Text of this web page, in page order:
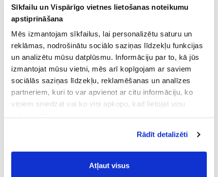
Sīkfailu un Vispārīgo vietnes lietošanas noteikumu
apstiprināšana
Mēs izmantojam sīkfailus, lai personalizētu saturu un
reklāmas, nodrošinātu sociālo saziņas līdzekļu funkcijas
un analizētu mūsu datplūsmu. Informāciju par to, kā jūs
izmantojat mūsu vietni, mēs arī kopīgojam ar saviem
sociālās saziņas līdzekļu, reklamēšanas un analīzes
partneriem, kuri to var apvienot ar citu informāciju, ko
viņiem sniedzat vai ko viņi apkopo, kad lietojat viņu
Vispārīgiem vietnes lietošanas
noteikumiem(saīsināti - VVLN).
Rādīt detalizēti
Atļaut visus